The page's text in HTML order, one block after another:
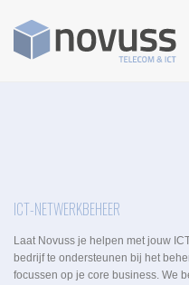
ICT-NETWERKBEHEER
Laat Novuss je helpen met jouw
bedrijf te ondersteunen bij het
focussen op je core business. We